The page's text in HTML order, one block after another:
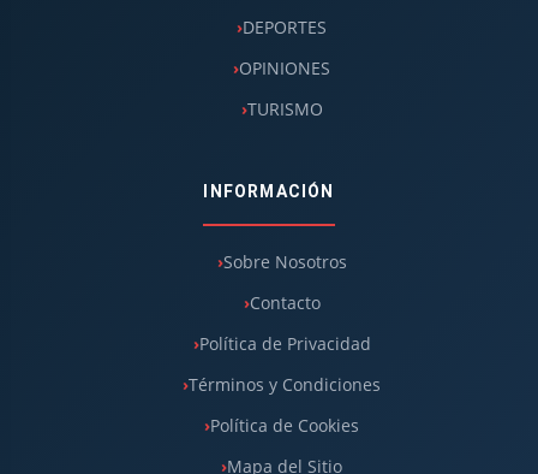
DEPORTES
OPINIONES
TURISMO
INFORMACIÓN
Sobre Nosotros
Contacto
Política de Privacidad
Términos y Condiciones
Política de Cookies
Mapa del Sitio